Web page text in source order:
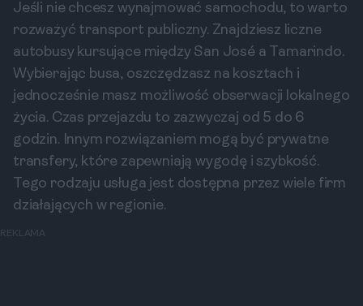
Jeśli nie chcesz wynajmować samochodu, to warto
rozważyć transport publiczny. Znajdziesz liczne
autobusy kursujące między San José a Tamarindo.
Wybierając busa, oszczędzasz na kosztach i
jednocześnie masz możliwość obserwacji lokalnego
życia. Czas przejazdu to zazwyczaj od 5 do 6
godzin. Innym rozwiązaniem mogą być prywatne
transfery, które zapewniają wygodę i szybkość.
Tego rodzaju usługa jest dostępna przez wiele firm
działających w regionie.
REKLAMA